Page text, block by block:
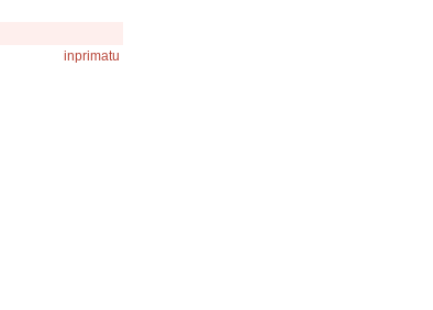
inprimatu